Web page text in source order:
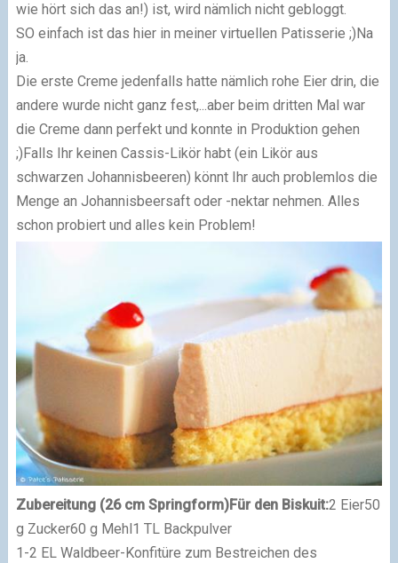
wie hört sich das an!) ist, wird nämlich nicht gebloggt.
SO einfach ist das hier in meiner virtuellen Patisserie ;)Na
ja.
Die erste Creme jedenfalls hatte nämlich rohe Eier drin, die
andere wurde nicht ganz fest,...aber beim dritten Mal war
die Creme dann perfekt und konnte in Produktion gehen
;)Falls Ihr keinen Cassis-Likör habt (ein Likör aus
schwarzen Johannisbeeren) könnt Ihr auch problemlos die
Menge an Johannisbeersaft oder -nektar nehmen. Alles
schon probiert und alles kein Problem!
Zubereitung (26 cm Springform)Für den Biskuit:2 Eier50
g Zucker60 g Mehl 1 TL Backpulver
1-2 EL Waldbeer-Konfitüre zum Bestreichen des